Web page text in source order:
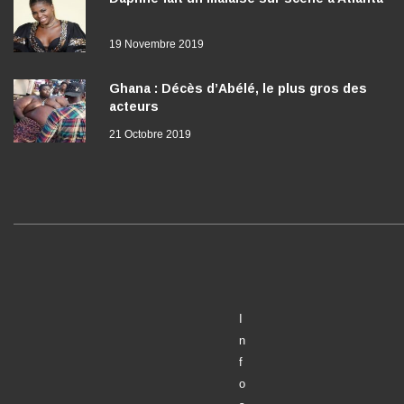
19 Novembre 2019
Ghana : Décès d’Abélé, le plus gros des
acteurs
21 Octobre 2019
n
f
o